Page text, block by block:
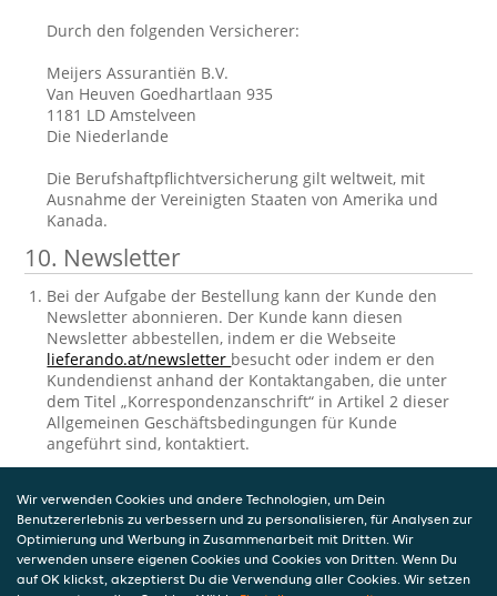
Durch den folgenden Versicherer:
Meijers Assurantiën B.V.
Van Heuven Goedhartlaan 935
1181 LD Amstelveen
Die Niederlande
Die Berufshaftpflichtversicherung gilt weltweit, mit
Ausnahme der Vereinigten Staaten von Amerika und
Kanada.
10. Newsletter
Bei der Aufgabe der Bestellung kann der Kunde den
Newsletter abonnieren. Der Kunde kann diesen
Newsletter abbestellen, indem er die Webseite
lieferando.at/newsletter besucht oder indem er den
Kundendienst anhand der Kontaktangaben, die unter
dem Titel „Korrespondenzanschrift“ in Artikel 2 dieser
Allgemeinen Geschäftsbedingungen für Kunde
angeführt sind, kontaktiert.
gespeicherten personenbezogenen
Daten
Takeaway.com verarbeitet personenbezogene Daten in
Wir verwenden Cookies und andere Technologien, um Dein
Benutzererlebnis zu verbessern und zu personalisieren, für Analysen zur
Optimierung und Werbung in Zusammenarbeit mit Dritten. Wir
verwenden unsere eigenen Cookies und Cookies von Dritten. Wenn Du
auf OK klickst, akzeptierst Du die Verwendung aller Cookies. Wir setzen